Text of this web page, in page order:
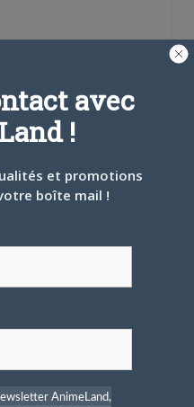
avec
!
et promotions
boîte mail !
AnimeLand,